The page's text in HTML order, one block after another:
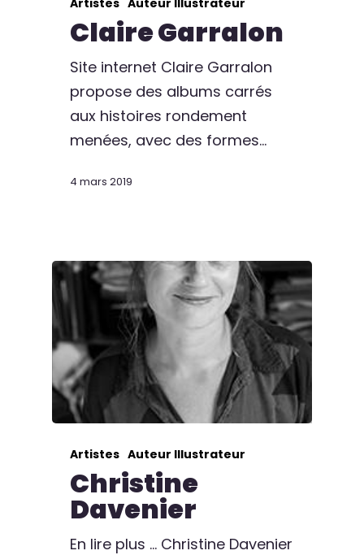
Artistes Auteur Illustrateur
Claire Garralon
Site internet Claire Garralon
propose des albums carrés
aux histoires rondement
menées, avec des formes…
4 mars 2019
Artistes Auteur Illustrateur
Christine
Davenier
En lire plus ... Christine Davenier